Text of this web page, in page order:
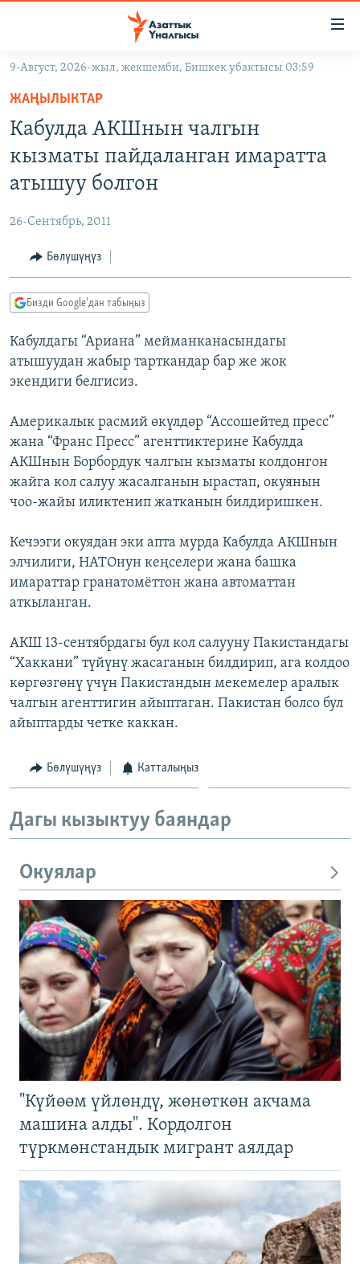
Навигацияга
өтүңүз
Издөөгө
салыңыз
КЫРГЫЗСТАН
КЫРГЫЗСТАН
МАДАНИЯТ
ДҮЙНӨ
ТВ ПРОГРАММАЛАР
БҮГҮН АЗАТТЫКТА
ДАНИСТЕ
ЭЖЕ-СИҢДИЛЕР
ЫҢГАЙСЫЗ СУРООЛОР
ПОДКАСТ
Русский
ОНЛАЙН ШЕРИНЕ
ЭЕ/АРнун бардык сайттары
9-Август, 2026-жыл, жекшемби, Бишкек убактысы 03:59
ЖАҢЫЛЫКТАР
Кабулда АКШнын чалгын
кызматы пайдаланган имаратта
атышуу болгон
26-Сентябрь, 2011
Бөлүшүңүз
Бизди Google'дан табыңыз
Кабулдагы “Ариана” мейманканасындагы
атышуудан жабыр тарткандар бар же жок
экендиги белгисиз.
Америкалык расмий өкүлдөр “Ассошейтед пресс”
жана “Франс Пресс” агенттиктерине Кабулда
АКШнын Борбордук чалгын кызматы колдонгон
жайга кол салуу жасалганын ырастап, окуянын
чоо-жайы иликтенип жатканын билдиришкен.
Кечээги окуядан эки апта мурда Кабулда АКШнын
элчилиги, НАТОнун кеңселери жана башка
имараттар гранатомёттон жана автоматтан
аткыланган.
АКШ 13-сентябрдагы бул кол салууну Пакистандагы
“Хаккани” түйүнү жасаганын билдирип, ага колдоо
көргөзгөнү үчүн Пакистандын мекемелер аралык
чалгын агенттигин айыптаган. Пакистан болсо бул
айыптарды четке каккан.
Бөлүшүңүз Катталыңыз
Дагы кызыктуу баяндар
Окуялар
"Күйөөм үйлөндү, жөнөткөн акчама
машина алды". Кордолгон
түркмөнстандык мигрант аялдар